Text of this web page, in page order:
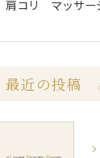
肩コリ マッサー
最近の投稿